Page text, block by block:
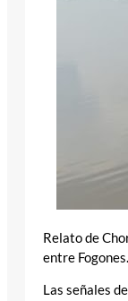
Relato de
entre Fogones.
Las señales